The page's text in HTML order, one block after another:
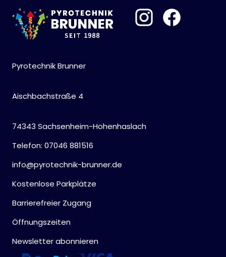
Pyrotechnik Brunner
Aischbachstraße 4
74343 Sachsenheim-Hohenhaslach
Telefon: 07046 881516
info@pyrotechnik-brunner.de
Kostenlose Parkplätze
Barrierefreier Zugang
Öffnungszeiten
Newsletter abonnieren